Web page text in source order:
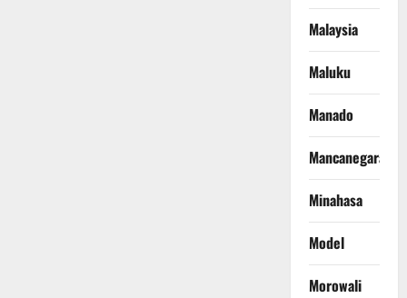
Malaysia
Maluku
Manado
Mancanegara
Minahasa
Model
Morowali